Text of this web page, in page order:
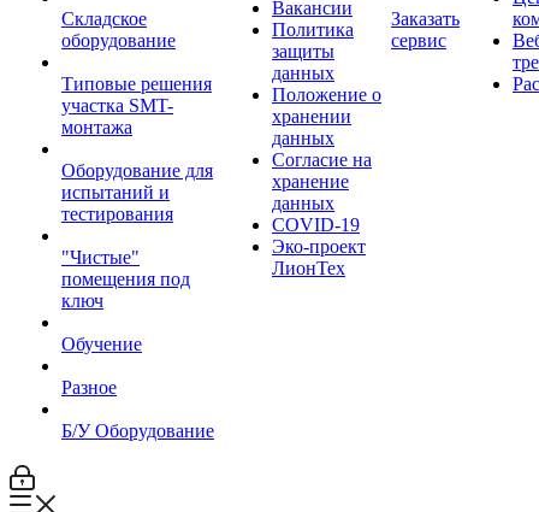
Складское
оборудование
Типовые решения
участка SMT-
монтажа
Оборудование для
испытаний и
тестирования
"Чистые"
помещения под
ключ
Обучение
Разное
Б/У Оборудование
Вакансии
Политика
защиты
данных
Положение о
хранении
данных
Согласие на
хранение
данных
COVID-19
Эко-проект
ЛионТех
Заказать
сервис